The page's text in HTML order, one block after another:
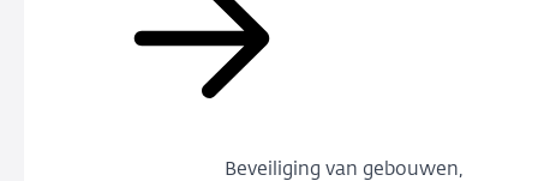
Beveiliging van gebouwen,